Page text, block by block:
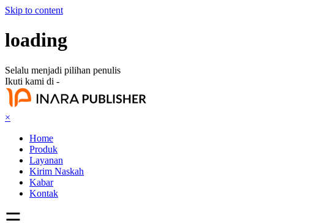
Skip to content
loading
Selalu menjadi pilihan penulis
Ikuti kami di -
×
Home
Produk
Layanan
Kirim Naskah
Kabar
Kontak